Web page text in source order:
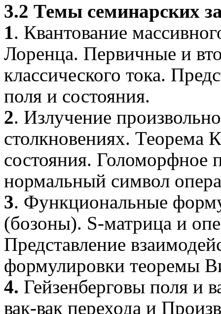
3.2 Темы семинарских
1. Квантование
Лоренца. Первичные и
классического тока.
поля и состояния.
2. Излучение
столкновениях. Теорема
состояния. Голоморфное
нормальный символ
3. Функциональные
(бозоны). S-матрица и
Представление
формулировки теоремы
4. Гейзенберговы поля и
вак-вак перехода и